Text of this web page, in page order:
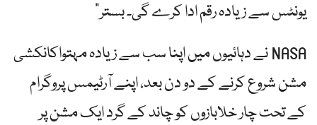
یونٹس سے زیادہ رقم ادا کرے گی۔ بستر”
NASA نے دہائیوں میں اپنا سب سے زیادہ مہتواکانکشی
مشن شروع کرنے کے دو دن بعد، اپنے آرٹیمس پروگرام
کے تحت چار خلابازوں کو چاند کے گرد ایک مشن پر